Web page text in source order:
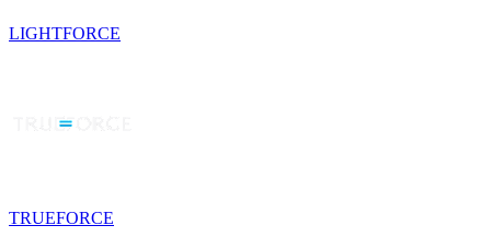
LIGHTFORCE
TRUEFORCE